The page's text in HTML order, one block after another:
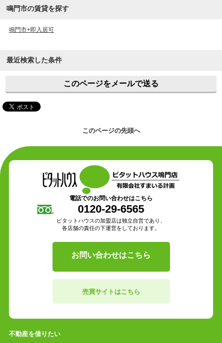
鳴門市の賃貸を探す
鳴門市+即入居可
最近検索した条件
このページをメールで送る
このページの先頭へ
電話でのお問い合わせはこちら
0120-29-6565
ピタットハウスの加盟店は独立自営であり、
各店舗の責任の下運営をしております。
お問い合わせはこちら
売買サイトはこちら
不動産を借りたい